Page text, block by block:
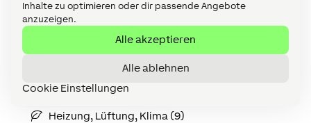
Inhalte zu optimieren oder dir passende Angebote
anzuzeigen.
Alle akzeptieren
Alle ablehnen
Cookie Einstellungen
Config Bausteine (179)
Config Challenges (11)
Gewerbeprojekte (9)
Heizung, Lüftung, Klima (9)